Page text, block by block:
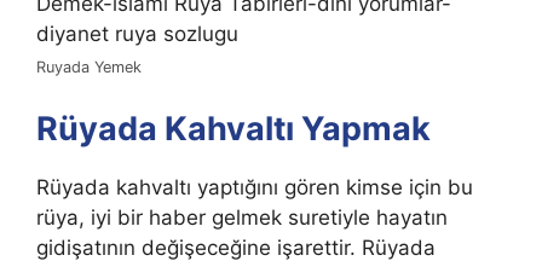
Ruyada Yemek
Rüyada Kahvaltı Yapmak
Rüyada kahvaltı yaptığını gören kimse için bu
rüya, iyi bir haber gelmek suretiyle hayatın
gidişatının değişeceğine işarettir. Rüyada